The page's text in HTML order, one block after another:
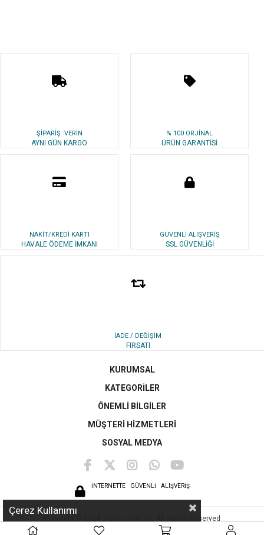
ŞİPARİŞ VERİN
AYNI GÜN KARGO
% 100 ORJİNAL
ÜRÜN GARANTİSİ
NAKİT/KREDİ KARTI
HAVALE ÖDEME İMKANI
GÜVENLİ ALIŞVERİŞ
SSL GÜVENLİĞİ
İADE / DEĞİŞİM
FIRSATI
KURUMSAL
KATEGORİLER
ÖNEMLİ BİLGİLER
MÜŞTERİ HİZMETLERİ
SOSYAL MEDYA
İNTERNETTE GÜVENLİ ALIŞVERİŞ
Copyright © 2024 Vizyon Görsel I All Rights Reserved
Çerez Kullanımı